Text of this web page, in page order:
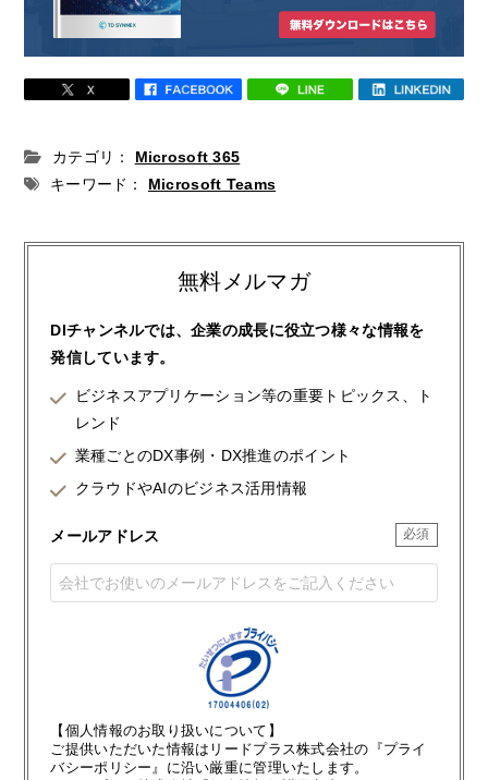
カテゴリ：
Microsoft 365
キーワード：
Microsoft Teams
無料メルマガ
DIチャンネルでは、企業の成長に役立つ様々な情報を
発信しています。
ビジネスアプリケーション等の重要トピックス、ト
レンド
業種ごとのDX事例・DX推進のポイント
クラウドやAIのビジネス活用情報
メールアドレス
【個人情報のお取り扱いについて】
ご提供いただいた情報はリードプラス株式会社の『プライ
バシーポリシー』に沿い厳重に管理いたします。